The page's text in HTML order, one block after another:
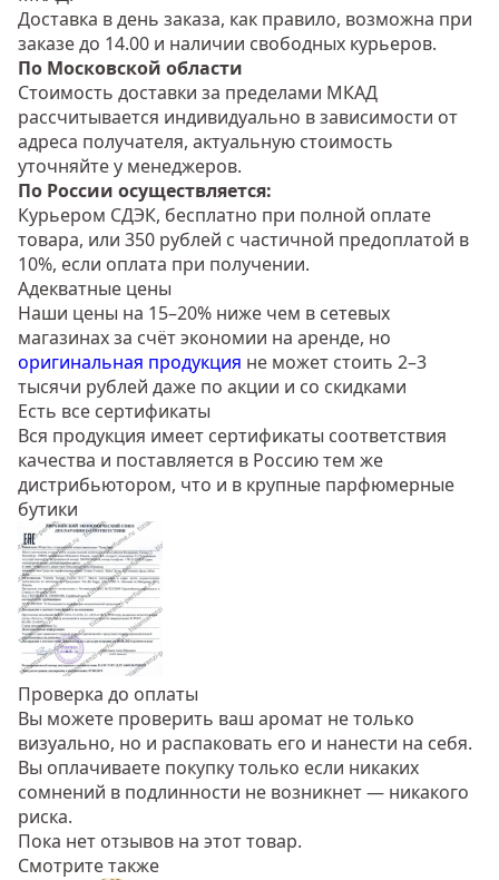
Доставка в день заказа, как правило, возможна при
заказе до 14.00 и наличии свободных курьеров.
По Московской области
Стоимость доставки за пределами МКАД
рассчитывается индивидуально в зависимости от
адреса получателя, актуальную стоимость
уточняйте у менеджеров.
По России осуществляется:
Курьером СДЭК, бесплатно при полной оплате
товара, или 350 рублей с частичной предоплатой в
10%, если оплата при получении.
Адекватные цены
Наши цены на 15–20% ниже чем в сетевых
магазинах за счёт экономии на аренде, но
оригинальная продукция не может стоить 2–3
тысячи рублей даже по акции и со скидками
Есть все сертификаты
Вся продукция имеет сертификаты соответствия
качества и поставляется в Россию тем же
дистрибьютором, что и в крупные парфюмерные
бутики
Проверка до оплаты
Вы можете проверить ваш аромат не только
визуально, но и распаковать его и нанести на себя.
Вы оплачиваете покупку только если никаких
сомнений в подлинности не возникнет — никакого
риска.
Пока нет отзывов на этот товар.
Смотрите также